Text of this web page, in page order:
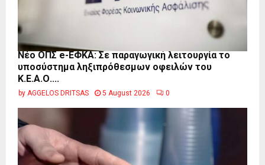
Νέο ΟΠΣ e-ΕΦΚΑ: Σε παραγωγική λειτουργία το
υποσύστημα ληξιπρόθεσμων οφειλών του
Κ.Ε.Α.Ο....
by AGGELOS DRITSAS 5 August 2026 0